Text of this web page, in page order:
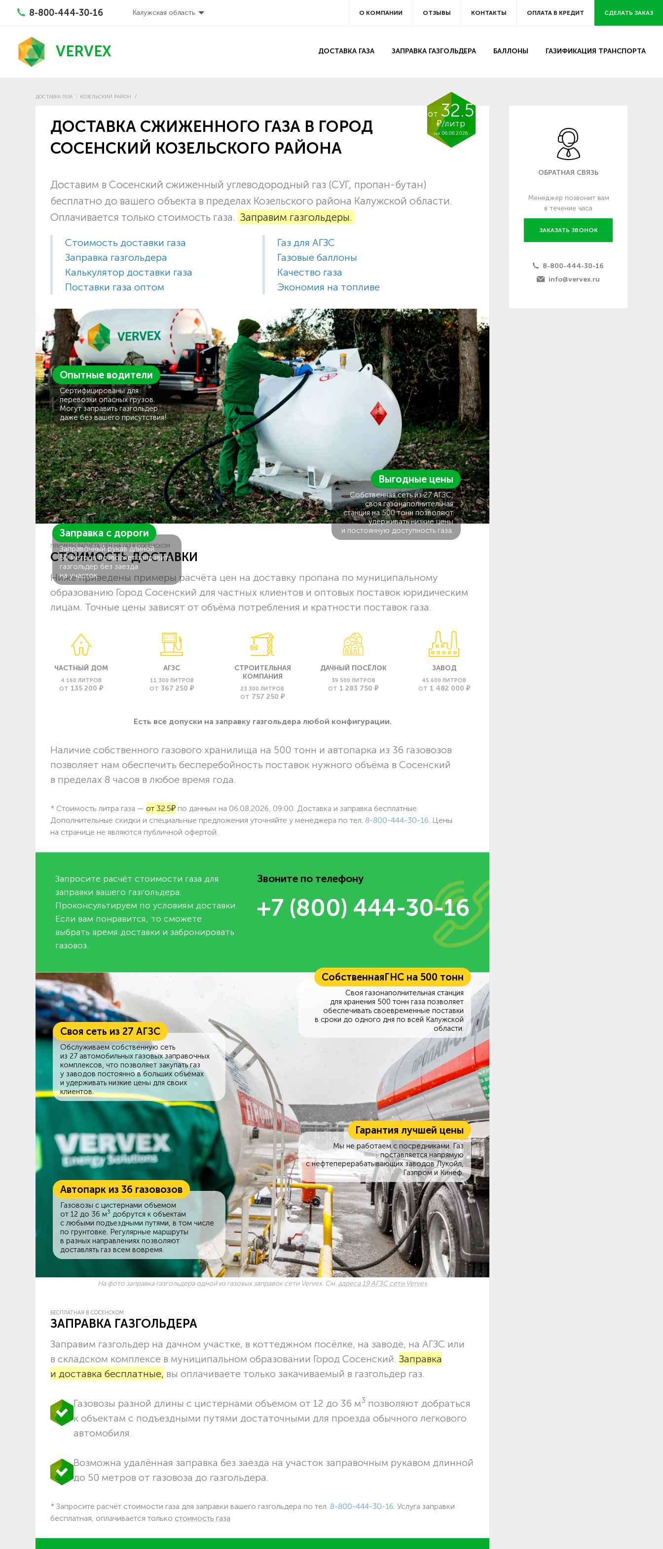
8-800-444-30-16 Калужская область О КОМПАНИИ ОТЗЫВЫ КОНТАКТЫ ОПЛАТА В КРЕДИТ СДЕЛАТЬ ЗАКАЗ
VERVEX ДОСТАВКА ГАЗА ЗАПРАВКА ГАЗГОЛЬДЕРА БАЛЛОНЫ ГАЗИФИКАЦИЯ ТРАНСПОРТА
ДОСТАВКА ГАЗА КОЗЕЛЬСКИЙ РАЙОН
от 32.5
₽/литр
на 06.08.2026
ДОСТАВКА СЖИЖЕННОГО ГАЗА В ГОРОД
СОСЕНСКИЙ КОЗЕЛЬСКОГО РАЙОНА
Доставим в Сосенский сжиженный углеводородный газ (СУГ, пропан-бутан)
бесплатно до вашего объекта в пределах Козельского района Калужской области.
Оплачивается только стоимость газа. Заправим газгольдеры.
Стоимость доставки газа
Заправка газгольдера
Калькулятор доставки газа
Поставки газа оптом
Газ для АГЗС
Газовые баллоны
Качество газа
Экономия на топливе
Опытные водители
Сертифицированы для
перевозки опасных грузов.
Могут заправить газгольдер
даже без вашего присутствия!
Заправка с дороги
Заправочный рукав длиной
50 метров позволяет заправить
газгольдер без заезда
на участок.
Выгодные цены
Собственная сеть из 27 АГЗС,
своя газонаполнительная
станция на 500 тонн позволяют
удерживать низкие цены
и постоянную доступность газа.
ПРИМЕРЫ РАСЧЁТА ЦЕН НА ГАЗ В СОСЕНСКОМ
СТОИМОСТЬ ДОСТАВКИ
Ниже приведены примеры расчёта цен на доставку пропана по муниципальному
образованию Город Сосенский для частных клиентов и оптовых поставок юридическим
лицам. Точные цены зависят от объёма потребления и кратности поставок газа.
ЧАСТНЫЙ ДОМ
4 160 ЛИТРОВ
ОТ 135 200 ₽
АГЗС
11 300 ЛИТРОВ
ОТ 367 250 ₽
СТРОИТЕЛЬНАЯ
КОМПАНИЯ
23 300 ЛИТРОВ
ОТ 757 250 ₽
ДАЧНЫЙ ПОСЁЛОК
39 500 ЛИТРОВ
ОТ 1 283 750 ₽
ЗАВОД
45 600 ЛИТРОВ
ОТ 1 482 000 ₽
Есть все допуски нa заправку газгольдера любой конфигурации.
Наличие собственного газового хранилища на 500 тонн и автопарка из 36 газовозов
позволяет нам обеспечить бесперебойность поставок нужного объёма в Сосенский
в пределах 8 часов в любое время года.
* Стоимость литра газа — от 32.5₽ по данным на 06.08.2026, 09:00. Доставка и заправка бесплатные.
Дополнительные скидки и специальные предложения уточняйте у менеджера по тел. 8-800-444-30-16 . Цены
на странице не являются публичной офертой.
Запросите расчёт стоимости газа для
заправки вашего газгольдера.
Проконсультируем по условиям доставки.
Если вам понравится, то сможете
выбрать время доставки и забронировать
газовоз.
Звоните по телефону
+7 (800) 444-30-16
СобственнаяГНС на 500 тонн
Своя газонаполнительная станция
для хранения 500 тонн газа позволяет
обеспечивать своевременные поставки
в сроки до одного дня по всей Калужской
области.
Своя сеть из 27 АГЗС
Обслуживаем собственную сеть
из 27 автомобильных газовых заправочных
комплексов, что позволяет закупать газ
у заводов постоянно в больших объёмах
и удерживать низкие цены для своих
клиентов.
Гарантия лучшей цены
Мы не работаем с посредниками. Газ
поставляется напрямую
с нефтеперерабатывающих заводов Лукойл,
Газпром и Кинеф.
Автопарк из 36 газовозов
Газовозы с цистернами объемом
от 12 до 36 м3 добрутся к объектам
c любыми подъездными путями, в том числе
по грунтовке. Регулярные маршруты
в разных направлениях позволяют
доставлять газ всем вовремя.
На фото заправка газгольдера одной из газовых заправок сети Vervex. См. адреса 19 АГЗС сети Vervex
БЕСПЛАТНАЯ В СОСЕНСКОМ
ЗАПРАВКА ГАЗГОЛЬДЕРА
Заправим газгольдер на дачном участке, в коттеджном посёлке, на заводе, на АГЗС или
в складском комплексе в муниципальном образовании Город Сосенский. Заправка
и доставка бесплатные, вы оплачиваете только закачиваемый в газгольдер газ.
Газовозы разной длины с цистернами объемом от 12 до 36 м3 позволяют добраться
к объектам c подъездными путями достаточными для проезда обычного легкового
автомобиля.
Возможна удалённая заправка без заезда на участок заправочным рукавом длинной
до 50 метров от газовоза до газгольдера.
* Запросите расчёт стоимости газа для заправки вашего газгольдера по тел. 8-800-444-30-16. Услуга заправки
бесплатная, оплачивается только стоимость газа
ОБРАТНАЯ СВЯЗЬ
Менеджер позвонит вам
в течение часа
ЗАКАЗАТЬ ЗВОНОК
8-800-444-30-16
info@vervex.ru